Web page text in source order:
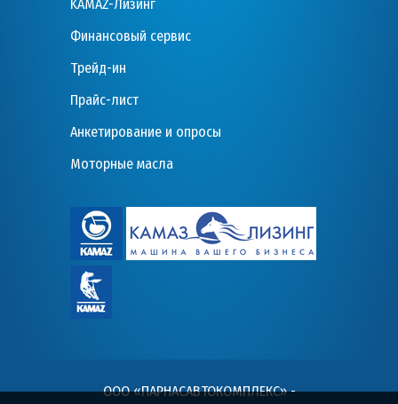
KAMAZ-Лизинг
Финансовый сервис
Трейд-ин
Прайс-лист
Анкетирование и опросы
Моторные масла
ООО «ПАРНАСАВТОКОМПЛЕКС» -